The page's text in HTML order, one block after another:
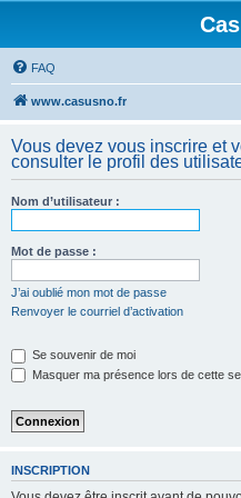
FAQ
www.casusno.fr
Vous devez vous inscrire et
consulter le profil des
Nom d’utilisateur :
Mot de passe :
J’ai oublié mon mot de passe
Renvoyer le courriel d’activation
Se souvenir de moi
Masquer ma présence lors de cette
INSCRIPTION